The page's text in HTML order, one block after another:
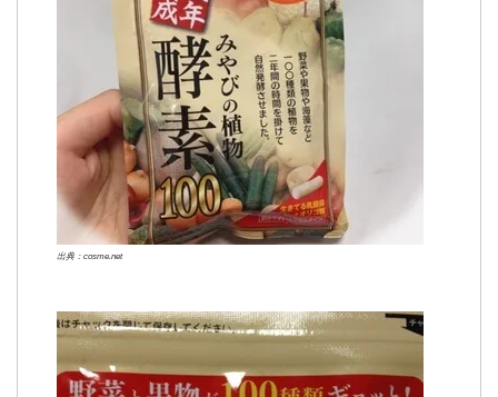
出典：cosme.net